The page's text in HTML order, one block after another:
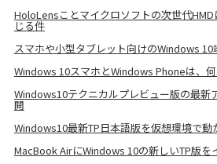
HoloLensことマイクロソフトの次世代
じる件
スマホや小型タブレット向けのWindows 10
Windows 10スマホとWindows Phoneは、何
Windows10テクニカルプレビュー版の最新
開
Windows10最新TP日本語版を仮想環境で動
MacBook AirにWindows 10の新しいTP版